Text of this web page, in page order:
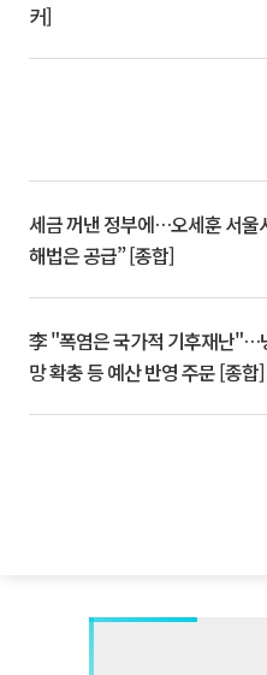
커]
세금 꺼낸 정부에…오세훈 서울
해법은 공급” [종합]
李 "폭염은 국가적 기후재난"…
망 확충 등 예산 반영 주문 [종합]